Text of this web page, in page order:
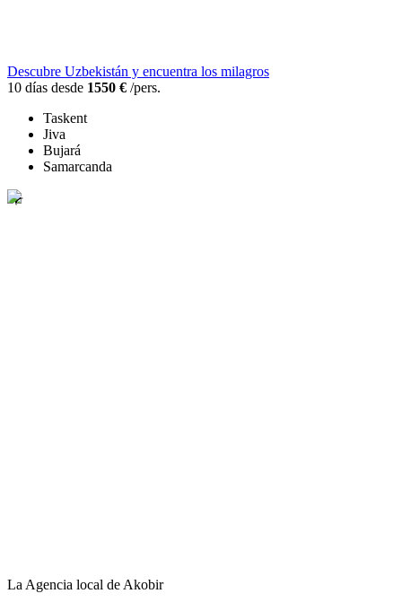
Descubre Uzbekistán y encuentra los milagros
10 días desde 1550 € /pers.
Taskent
Jiva
Bujará
Samarcanda
La Agencia local de Akobir